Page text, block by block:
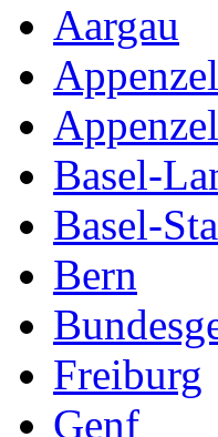
Aargau
Basel-
Basel-
Bern
Freiburg
Genf